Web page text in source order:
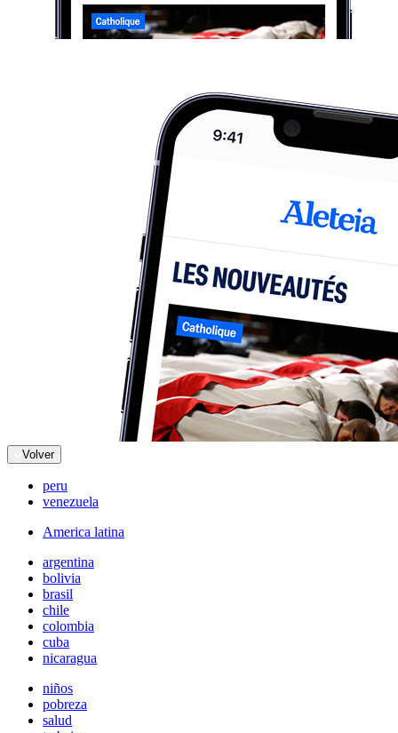
Volver
peru
venezuela
America latina
argentina
bolivia
brasil
chile
colombia
cuba
nicaragua
niños
pobreza
salud